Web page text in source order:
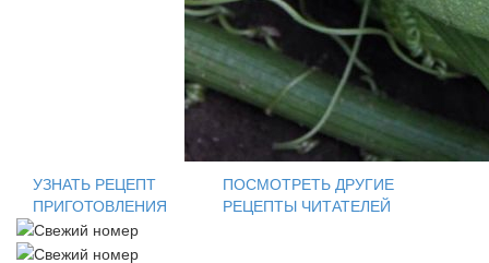
УЗНАТЬ РЕЦЕПТ
ПРИГОТОВЛЕНИЯ
ПОСМОТРЕТЬ ДРУГИЕ
РЕЦЕПТЫ ЧИТАТЕЛЕЙ